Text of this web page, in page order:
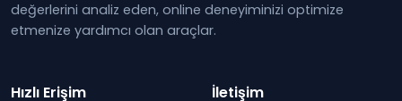
değerlerini analiz eden, online deneyiminizi optimize
etmenize yardımcı olan araçlar.
Hızlı Erişim İletişim